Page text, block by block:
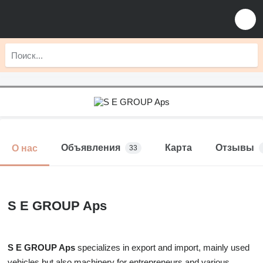
О нас Объявления 33 Карта Отзывы
S E GROUP Aps
S E GROUP Aps specializes in export and import, mainly used